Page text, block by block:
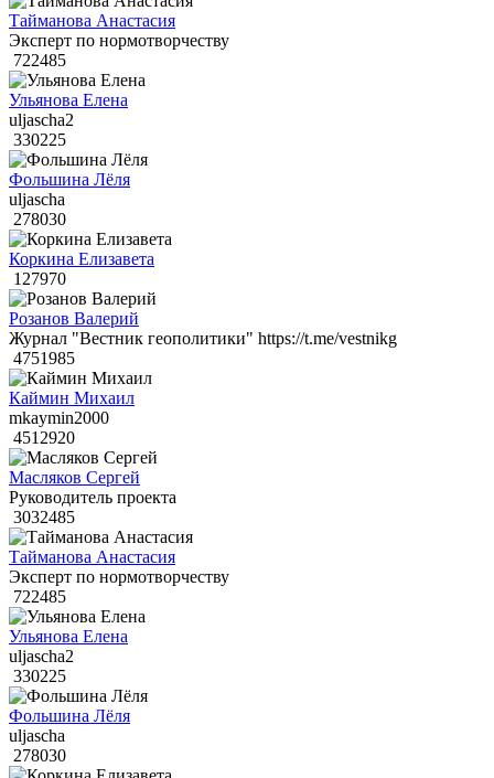
Тайманова Анастасия
Эксперт по нормотворчеству
722485
Ульянова Елена
uljascha2
330225
Фольшина Лёля
uljascha
278030
Коркина Елизавета
127970
Розанов Валерий
Журнал "Вестник геополитики" https://t.me/vestnikg
4751985
Каймин Михаил
mkaymin2000
4512920
Масляков Сергей
Руководитель проекта
3032485
Тайманова Анастасия
Эксперт по нормотворчеству
722485
Ульянова Елена
uljascha2
330225
Фольшина Лёля
uljascha
278030